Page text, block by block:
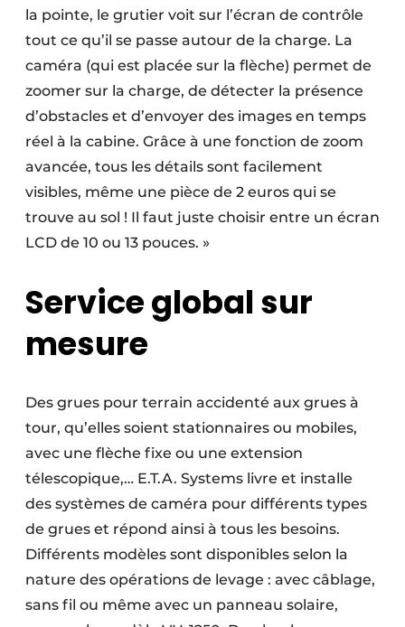
la pointe, le grutier voit sur l’écran de contrôle
tout ce qu’il se passe autour de la charge. La
caméra (qui est placée sur la flèche) permet de
zoomer sur la charge, de détecter la présence
d’obstacles et d’envoyer des images en temps
réel à la cabine. Grâce à une fonction de zoom
avancée, tous les détails sont facilement
visibles, même une pièce de 2 euros qui se
trouve au sol ! Il faut juste choisir entre un écran
LCD de 10 ou 13 pouces. »
Service global sur
mesure
Des grues pour terrain accidenté aux grues à
tour, qu’elles soient stationnaires ou mobiles,
avec une flèche fixe ou une extension
télescopique,… E.T.A. Systems livre et installe
des systèmes de caméra pour différents types
de grues et répond ainsi à tous les besoins.
Différents modèles sont disponibles selon la
nature des opérations de levage : avec câblage,
sans fil ou même avec un panneau solaire,